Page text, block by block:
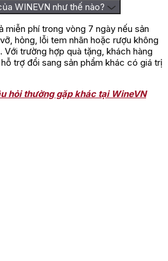
WINEVN như thế nào?
miễn phí trong vòng 7 ngày nếu sản
hỏng, lỗi tem nhãn hoặc rượu không
Với trường hợp quà tặng, khách hàng
trợ đổi sang sản phẩm khác có giá trị
hỏi thường gặp khác tại WineVN